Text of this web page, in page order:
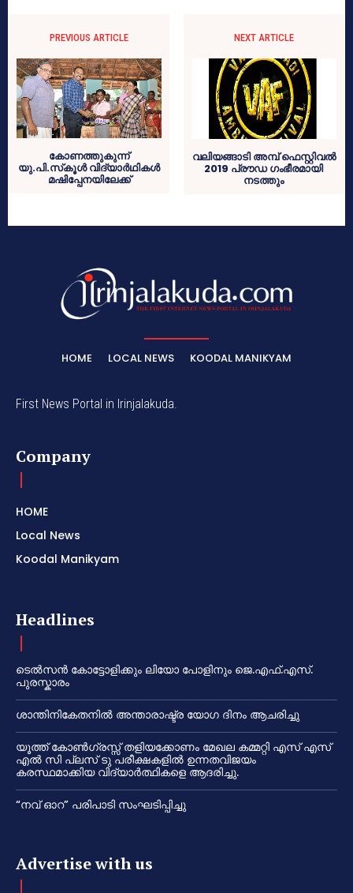
PREVIOUS ARTICLE
കോണത്തുകുന്ന്
യു.പി.സ്‌കൂള്‍ വിദ്യാര്‍ഥികള്‍
മഷിപ്പേനയിലേക്ക്
NEXT ARTICLE
വലിയങ്ങാടി അമ്പ് ഫെസ്റ്റിവല്‍
2019 പ്രൗഡ ഗംഭീരമായി
നടത്തും
HOME LOCAL NEWS KOODAL MANIKYAM
First News Portal in Irinjalakuda.
Company
HOME
Local News
Koodal Manikyam
Headlines
ടെൽസൻ കോട്ടോളിക്കും ലിയോ പോളിനും ജെ.എഫ്.എസ്.
പുരസ്കാരം
ശാന്തിനികേതനിൽ അന്താരാഷ്ട്ര യോഗ ദിനം ആചരിച്ചു
യൂത്ത് കോൺഗ്രസ്സ് തളിയക്കോണം മേഖല കമ്മറ്റി എസ് എസ്
എൽ സി പ്ലസ് ടു പരീക്ഷകളിൽ ഉന്നതവിജയം
കരസ്ഥമാക്കിയ വിദ്യാർത്ഥികളെ ആദരിച്ചു.
“നവ് ഓറ” പരിപാടി സംഘടിപ്പിച്ചു
Advertise with us